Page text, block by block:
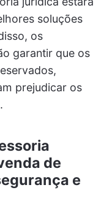
soluções
os
garantir que os
prejudicar os
de
e